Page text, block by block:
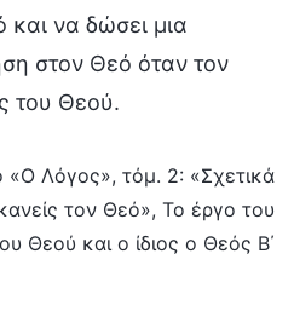
και να δώσει μια
στον Θεό όταν τον
του Θεού.
Λόγος», τόμ. 2: «Σχετικά
τον Θεό», Το έργο του
Θεού και ο ίδιος ο Θεός Β΄